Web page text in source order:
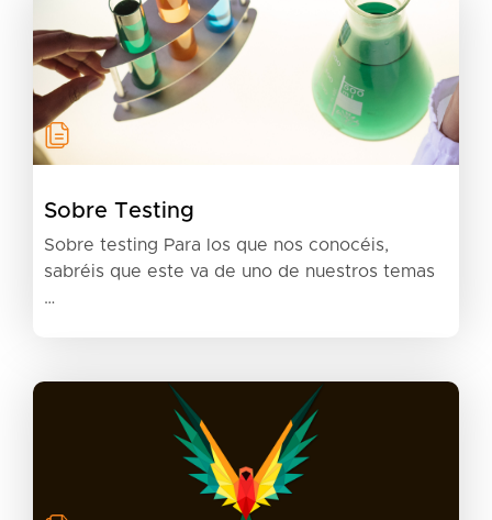
Sobre Testing
Sobre testing Para los que nos conocéis,
sabréis que este va de uno de nuestros temas
…